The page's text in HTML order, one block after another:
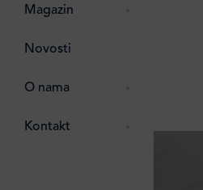
Magazin
Novosti
O nama
ostalo
Kontakt